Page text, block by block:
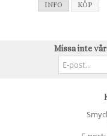
INFO KÖP
Missa inte